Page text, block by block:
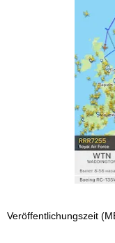
Veröffentlichungszeit